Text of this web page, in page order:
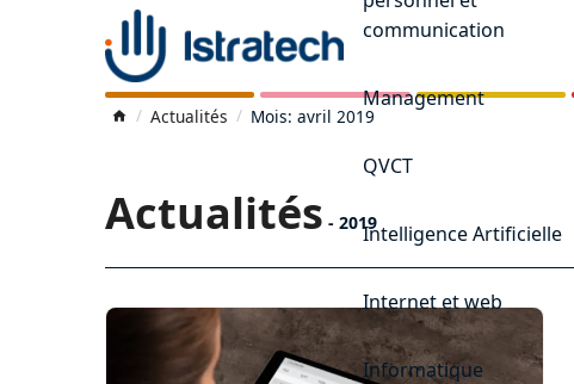
communication
Management
QVCT
Intelligence Artificielle
Internet et web
Informatique
Actualités Mois: avril 2019
Actualités - 2019